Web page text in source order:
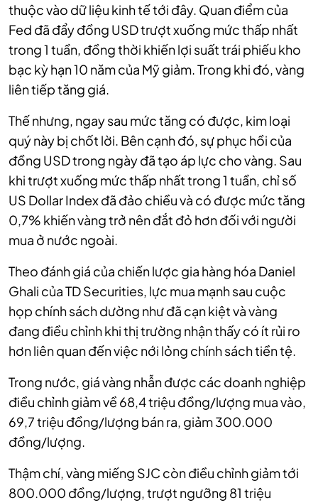
thuộc vào dữ liệu kinh tế tới đây. Quan điểm của
Fed đã đẩy đồng USD trượt xuống mức thấp nhất
trong 1 tuần, đồng thời khiến lợi suất trái phiếu kho
bạc kỳ hạn 10 năm của Mỹ giảm. Trong khi đó, vàng
liên tiếp tăng giá.
Thế nhưng, ngay sau mức tăng có được, kim loại
quý này bị chốt lời. Bên cạnh đó, sự phục hồi của
đồng USD trong ngày đã tạo áp lực cho vàng. Sau
khi trượt xuống mức thấp nhất trong 1 tuần, chỉ số
US Dollar Index đã đảo chiều và có được mức tăng
0,7% khiến vàng trở nên đắt đỏ hơn đối với người
mua ở nước ngoài.
Theo đánh giá của chiến lược gia hàng hóa Daniel
Ghali của TD Securities, lực mua mạnh sau cuộc
họp chính sách dường như đã cạn kiệt và vàng
đang điều chỉnh khi thị trường nhận thấy có ít rủi ro
hơn liên quan đến việc nới lỏng chính sách tiền tệ.
Trong nước, giá vàng nhẫn được các doanh nghiệp
điều chỉnh giảm về 68,4 triệu đồng/lượng mua vào,
69,7 triệu đồng/lượng bán ra, giảm 300.000
đồng/lượng.
Thậm chí, vàng miếng SJC còn điều chỉnh giảm tới
800.000 đồng/lượng, trượt ngưỡng 81 triệu